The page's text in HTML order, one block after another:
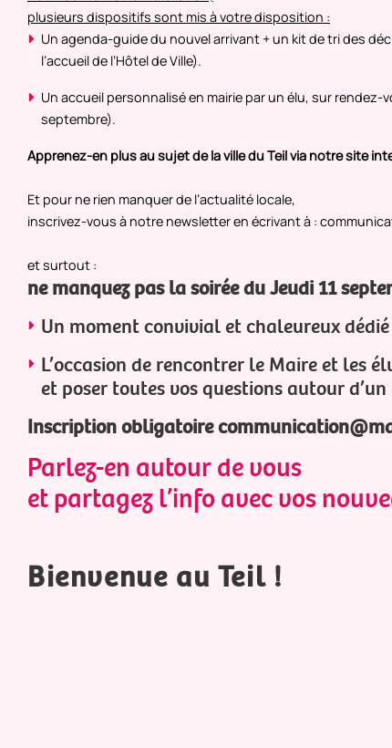
plusieurs dispositifs sont mis à votre disposition :
Un agenda-guide du nouvel arrivant + un kit de tri des
l’accueil de l’Hôtel de Ville).
Un accueil personnalisé en mairie par un élu, sur
septembre).
Apprenez-en plus au sujet de la ville du Teil via notre site
Et pour ne rien manquer de l’actualité locale,
inscrivez-vous à notre newsletter en écrivant à :
et surtout :
ne manquez pas la soirée du Jeudi 11
Un moment convivial et chaleureux
L’occasion de rencontrer le Maire et les
et poser toutes vos questions autour d’un
Inscription obligatoire
Parlez-en autour de vous
et partagez l’info avec vos
Bienvenue au Teil !